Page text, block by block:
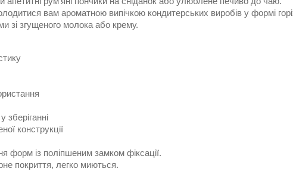
вам ароматною випічкою кондитерських виробів у формі
зі згущеного молока або крему.
зберіганні
конструкції
форм із поліпшеним замком фіксації.
покриття, легко миються.